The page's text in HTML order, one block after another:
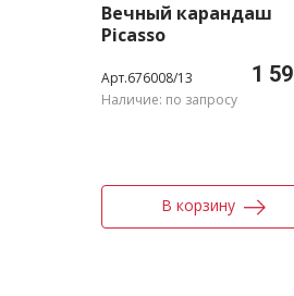
Вечный карандаш
Picasso
Арт.676008/13 1
Наличие: по запросу
В корзину